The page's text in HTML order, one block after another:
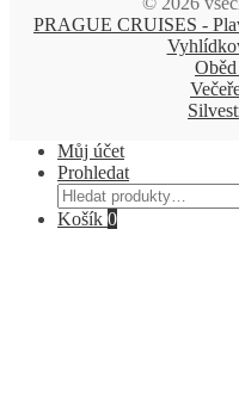
PRAGUE CRUISES -
Můj účet
Prohledat
Hledat:
Košík 0